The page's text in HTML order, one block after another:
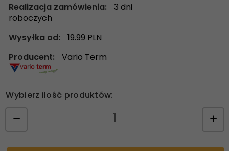
Realizacja zamówienia:
3 dni
roboczych
Wysyłka od:
19.99 PLN
Producent:
Vario Term
Wybierz ilość produktów: